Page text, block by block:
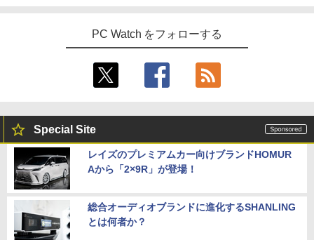
hp Z420 Workstation Xeon E5-1660 3.
3GHz 16GB 128GB(SSD)+500GB(HDD)
Quadro K600 DVD+-RW Windows7 Pro
64bit 難有 【中古】【20260325】
モニター 21.5インチ 黒 白 100Hz ゲーミ
ングモニター【1ms応答 2mmベゼルレ
ス】pcモニター 1920*1080 FHD パソコ
ン モニター VA非光沢 4000:1 HDMI 角度
調整 VESA Freesync スピーカー内蔵 kk
PC Watch をフォローする
Special Site
レイズのプレミアムカー向けブランドHOMUR
Aから「2×9R」が登場！
総合オーディオブランドに進化するSHANLING
とは何者か？